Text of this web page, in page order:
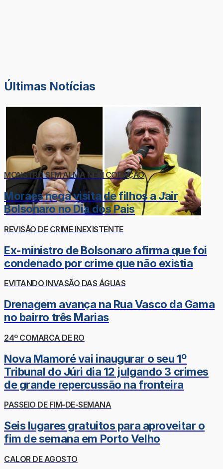
Últimas Notícias
MONSTRO SEM ALMA NEM CORAÇÃO
Moraes nega visita de filhos a Jair
Bolsonaro no Dia dos Pais
REVISÃO DE CRIME INEXISTENTE
Ex-ministro de Bolsonaro afirma que foi
condenado por crime que não existia
EVITANDO INVASÃO DAS ÁGUAS
Drenagem avança na Rua Vasco da Gama
no bairro três Marias
24º COMARCA DE RO
Nova Mamoré vai inaugurar o seu 1º
Tribunal do Júri dia 12 julgando 3 crimes
de grande repercussão na fronteira
PASSEIO DE FIM-DE-SEMANA
Seis lugares gratuitos para aproveitar o
fim de semana em Porto Velho
CALOR DE AGOSTO